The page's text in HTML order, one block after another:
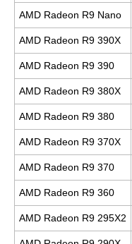
AMD Radeon R9 Nano
AMD Radeon R9 390X
AMD Radeon R9 390
AMD Radeon R9 380X
AMD Radeon R9 380
AMD Radeon R9 370X
AMD Radeon R9 370
AMD Radeon R9 360
AMD Radeon R9 295X2